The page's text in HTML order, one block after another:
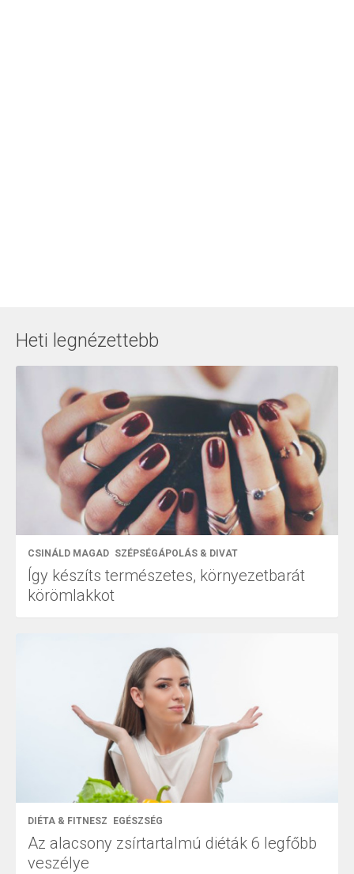
Heti legnézettebb
CSINÁLD MAGAD SZÉPSÉGÁPOLÁS & DIVAT
Így készíts természetes, környezetbarát
körömlakkot
DIÉTA & FITNESZ EGÉSZSÉG
Az alacsony zsírtartalmú diéták 6 legfőbb
veszélye